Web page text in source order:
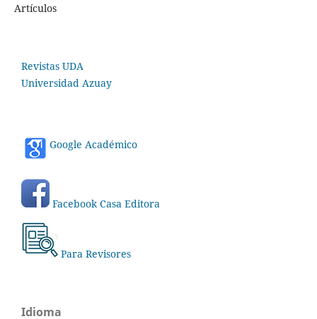
Artículos
Revistas UDA
Universidad Azuay
Google Académico
Facebook Casa Editora
Para Revisores
Idioma